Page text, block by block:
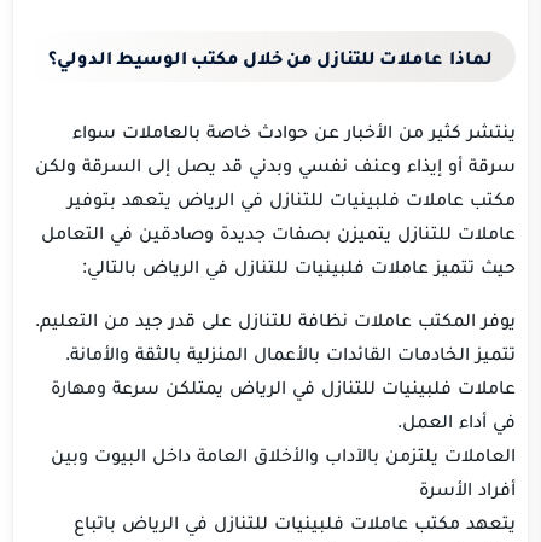
لماذا عاملات للتنازل من خلال مكتب الوسيط الدولي؟
ينتشر كثير من الأخبار عن حوادث خاصة بالعاملات سواء
سرقة أو إيذاء وعنف نفسي وبدني قد يصل إلى السرقة ولكن
مكتب عاملات فلبينيات للتنازل في الرياض يتعهد بتوفير
عاملات للتنازل يتميزن بصفات جديدة وصادقين في التعامل
حيث تتميز عاملات فلبينيات للتنازل في الرياض بالتالي:
يوفر المكتب عاملات نظافة للتنازل على قدر جيد من التعليم.
تتميز الخادمات القائدات بالأعمال المنزلية بالثقة والأمانة.
عاملات فلبينيات للتنازل في الرياض يمتلكن سرعة ومهارة
في أداء العمل.
العاملات يلتزمن بالآداب والأخلاق العامة داخل البيوت وبين
أفراد الأسرة
يتعهد مكتب عاملات فلبينيات للتنازل في الرياض باتباع